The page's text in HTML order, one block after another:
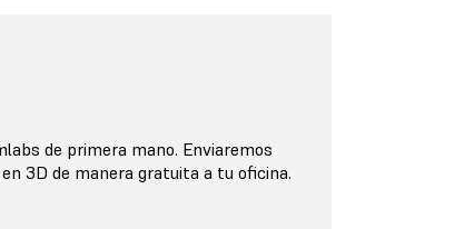
de primera mano. Enviaremos
3D de manera gratuita a tu oficina.